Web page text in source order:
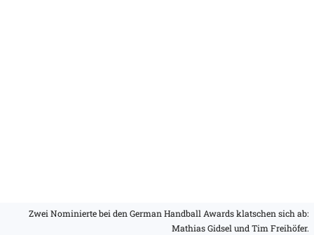
Zwei Nominierte bei den German Handball Awards klatschen sich ab:
Mathias Gidsel und Tim Freihöfer.